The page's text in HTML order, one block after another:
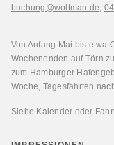
buchung@woltman.de,
Von Anfang Mai bis etwa
Wochenenden auf Törn
zum Hamburger
Woche, Tagesfahrten
Siehe Kalender oder